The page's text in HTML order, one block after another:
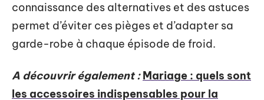
connaissance des alternatives et des astuces
permet d’éviter ces pièges et d’adapter sa
garde-robe à chaque épisode de froid.
A découvrir également : Mariage : quels sont
les accessoires indispensables pour la